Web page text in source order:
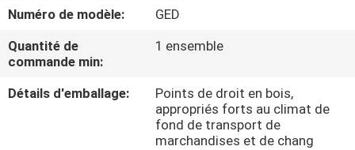
VISITE
D'USINE
CONTRÔLE
Numéro de modèle:
GED
Quantité de
commande min:
1 ensemble
Détails d'emballage:
Points de droit en bois,
appropriés forts au climat de
fond de transport de
marchandises et de chang